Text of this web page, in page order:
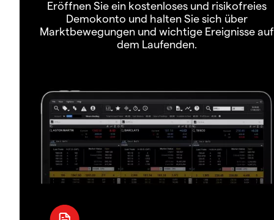
Eröffnen Sie ein kostenloses und risikofreies
Demokonto und halten Sie sich über
Marktbewegungen und wichtige Ereignisse auf
dem Laufenden.